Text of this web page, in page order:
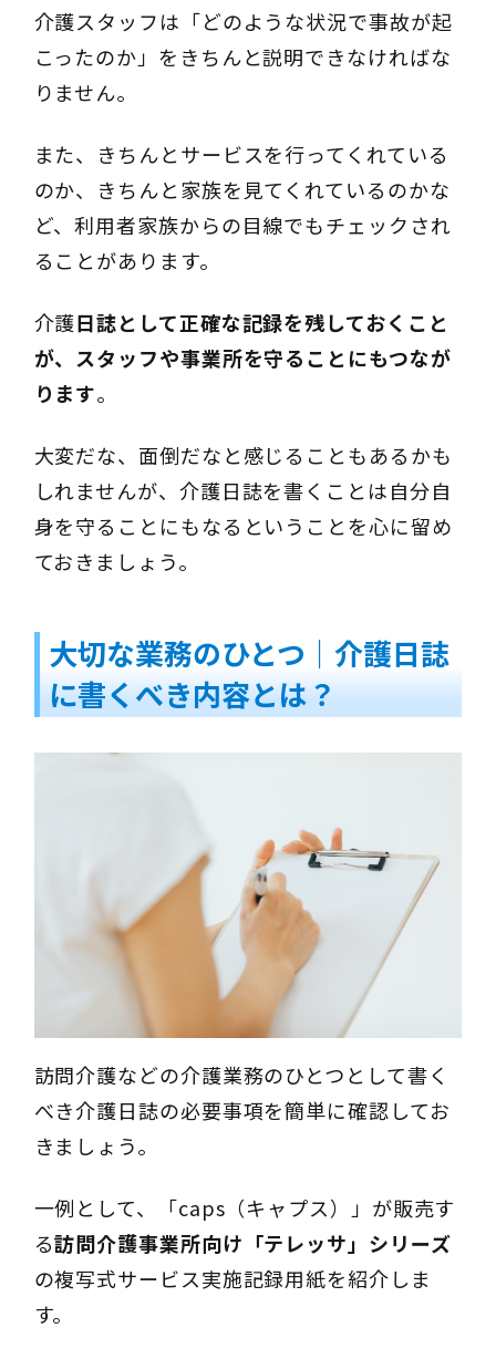
介護スタッフは「どのような状況で事故が起
こったのか」をきちんと説明できなければな
りません。
また、きちんとサービスを行ってくれている
のか、きちんと家族を見てくれているのかな
ど、利用者家族からの目線でもチェックされ
ることがあります。
介護日誌として正確な記録を残しておくこと
が、スタッフや事業所を守ることにもつなが
ります。
大変だな、面倒だなと感じることもあるかも
しれませんが、介護日誌を書くことは自分自
身を守ることにもなるということを心に留め
ておきましょう。
大切な業務のひとつ｜介護日誌
に書くべき内容とは？
訪問介護などの介護業務のひとつとして書く
べき介護日誌の必要事項を簡単に確認してお
きましょう。
一例として、「caps（キャプス）」が販売す
る訪問介護事業所向け「テレッサ」シリーズ
の複写式サービス実施記録用紙を紹介しま
す。